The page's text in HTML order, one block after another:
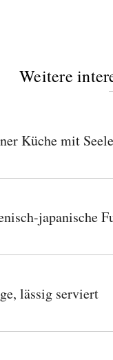
Weitere
Küche mit
japanische
lässig serviert